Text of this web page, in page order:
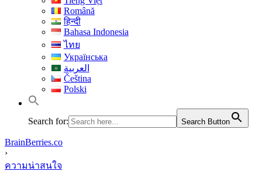
Română
हिन्दी
Bahasa Indonesia
ไทย
Українська
العربية
Čeština
Polski
Search for: Search Button
BrainBerries.co
›
ความน่าสนใจ